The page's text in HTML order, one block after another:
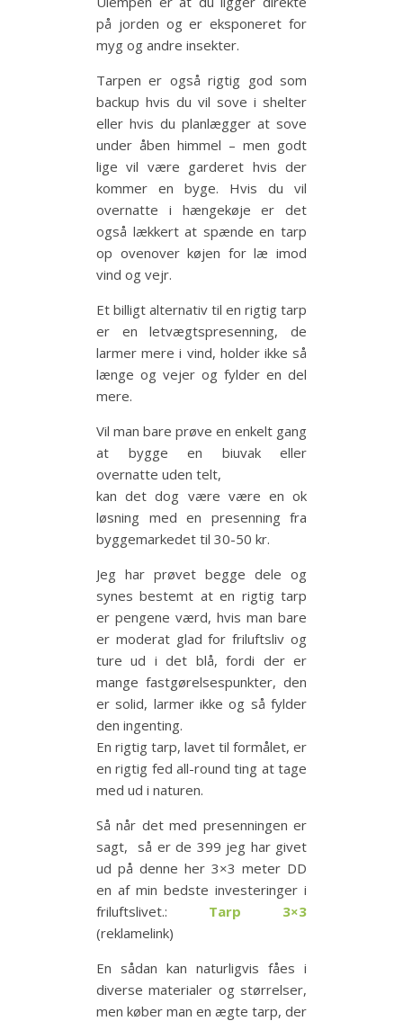
på jorden og er eksponeret for
myg og andre insekter.
Tarpen er også rigtig god som
backup hvis du vil sove i shelter
eller hvis du planlægger at sove
under åben himmel – men godt
lige vil være garderet hvis der
kommer en byge. Hvis du vil
overnatte i hængekøje er det
også lækkert at spænde en tarp
op ovenover køjen for læ imod
vind og vejr.
Et billigt alternativ til en rigtig tarp
er en letvægtspresenning, de
larmer mere i vind, holder ikke så
længe og vejer og fylder en del
mere.
Vil man bare prøve en enkelt gang
at bygge en biuvak eller
overnatte uden telt,
kan det dog være være en ok
løsning med en presenning fra
byggemarkedet til 30-50 kr.
Jeg har prøvet begge dele og
synes bestemt at en rigtig tarp
er pengene værd, hvis man bare
er moderat glad for friluftsliv og
ture ud i det blå, fordi der er
mange fastgørelsespunkter, den
er solid, larmer ikke og så fylder
den ingenting.
En rigtig tarp, lavet til formålet, er
en rigtig fed all-round ting at tage
med ud i naturen.
Så når det med presenningen er
sagt, så er de 399 jeg har givet
ud på denne her 3×3 meter DD
en af min bedste investeringer i
friluftslivet.: Tarp 3×3
(reklamelink)
En sådan kan naturligvis fåes i
diverse materialer og størrelser,
men køber man en ægte tarp, der